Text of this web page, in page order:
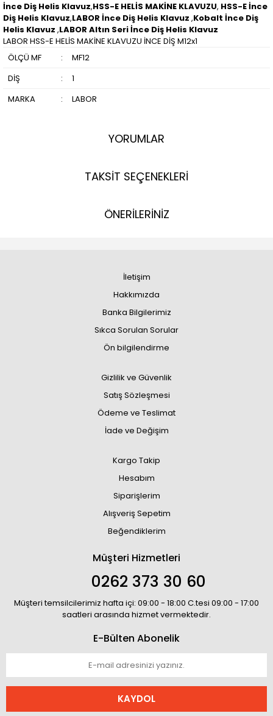
İnce Diş Helis Klavuz,HSS-E HELİS MAKİNE KLAVUZU, HSS-E İnce
Diş Helis Klavuz,LABOR İnce Diş Helis Klavuz ,Kobalt İnce Diş
Helis Klavuz ,LABOR Altın Seri İnce Diş Helis Klavuz
LABOR HSS-E HELİS MAKİNE KLAVUZU İNCE DİŞ M12x1
ÖLÇÜ MF
:
MF12
DİŞ
:
1
MARKA
: LABOR
YORUMLAR
TAKSİT SEÇENEKLERİ
ÖNERİLERİNİZ
İletişim
Hakkımızda
Banka Bilgilerimiz
Sıkca Sorulan Sorular
Ön bilgilendirme
Gizlilik ve Güvenlik
Satış Sözleşmesi
Ödeme ve Teslimat
İade ve Değişim
Kargo Takip
Hesabım
Siparişlerim
Alışveriş Sepetim
Beğendiklerim
Müşteri Hizmetleri
0262 373 30 60
Müşteri temsilcilerimiz hafta içi: 09:00 - 18:00 C.tesi 09:00 - 17:00
saatleri arasında hizmet vermektedir.
E-Bülten Abonelik
KAYDOL